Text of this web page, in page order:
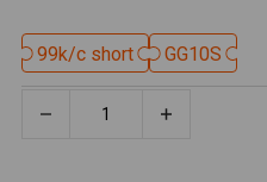
99k/c short
99k/c short GG10S
GG10S